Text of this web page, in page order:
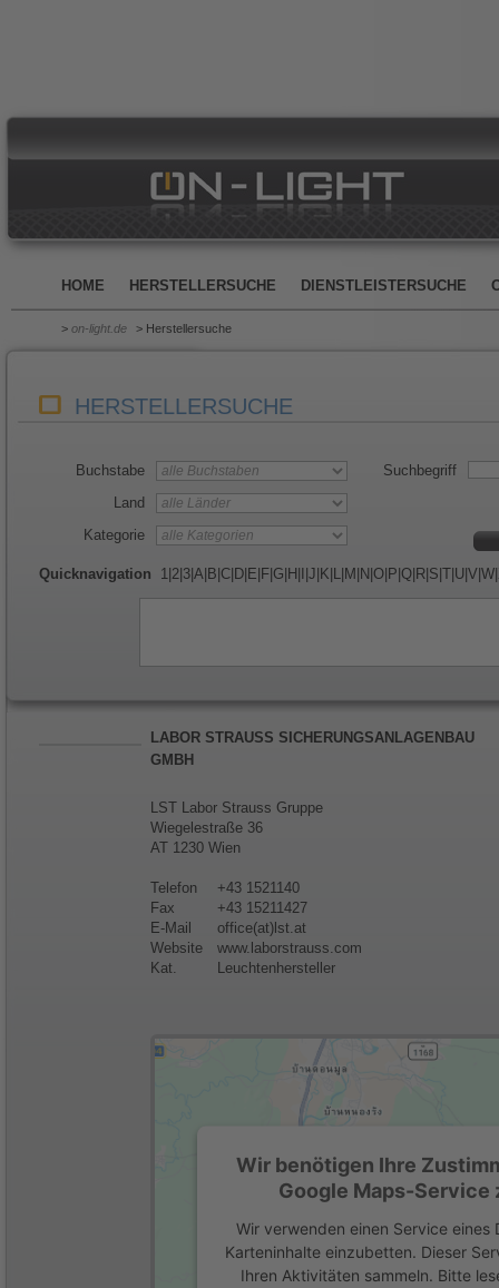
HOME HERSTELLERSUCHE DIENSTLEISTERSUCHE
> on-light.de > Herstellersuche
HERSTELLERSUCHE
Buchstabe
Land
Kategorie
Suchbegriff
Quicknavigation 1 2 3 A B C D E F G H J K L M N O P Q R S T U V W
LABOR STRAUSS SICHERUNGSANLAGENBAU
GMBH
LST Labor Strauss Gruppe
Wiegelestraße 36
AT 1230 Wien
Telefon
+43 1521140
Fax
+43 15211427
E-Mail
office(at)lst.at
Website
www.laborstrauss.com
Kat.
Leuchtenhersteller
Wir benötigen Ihre
Google Maps-Service
Wir verwenden einen Service eines
Karteninhalte einzubetten. Dieser
Ihren Aktivitäten sammeln. Bitte